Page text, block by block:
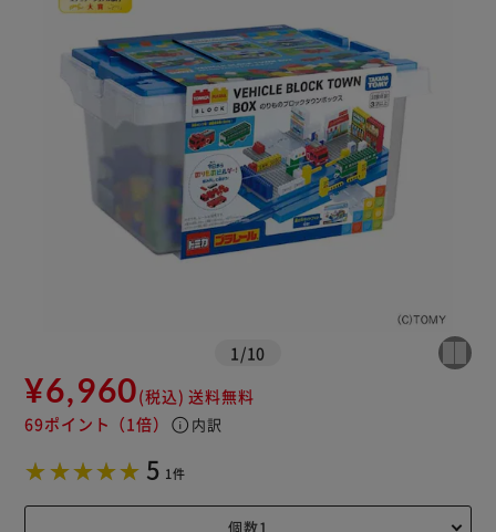
1 /10
¥6,960(税込) 送料無料
69ポイント （1倍） info 内訳
5 1件